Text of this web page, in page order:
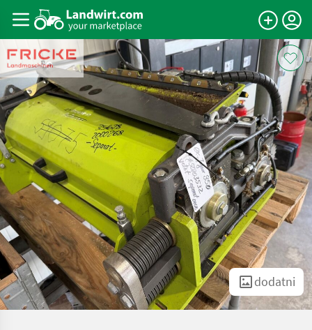
dodatni